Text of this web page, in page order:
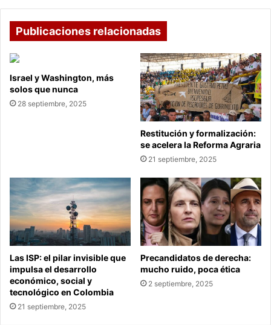
Publicaciones relacionadas
Israel y Washington, más
solos que nunca
28 septiembre, 2025
Restitución y formalización:
se acelera la Reforma Agraria
21 septiembre, 2025
Las ISP: el pilar invisible que
impulsa el desarrollo
económico, social y
tecnológico en Colombia
21 septiembre, 2025
Precandidatos de derecha:
mucho ruido, poca ética
2 septiembre, 2025